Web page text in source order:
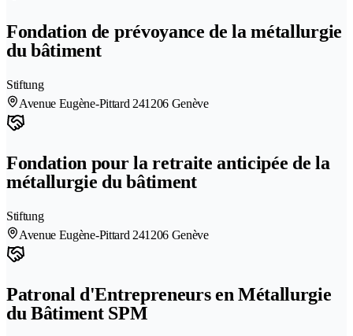
Fondation de prévoyance de la métallurgie
du bâtiment
Stiftung
Avenue Eugène-Pittard 241206 Genève
Fondation pour la retraite anticipée de la
métallurgie du bâtiment
Stiftung
Avenue Eugène-Pittard 241206 Genève
Patronal d'Entrepreneurs en Métallurgie
du Bâtiment SPM